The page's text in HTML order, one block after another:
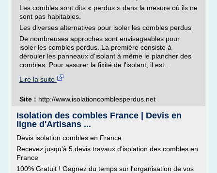
Les combles sont dits « perdus » dans la mesure où ils ne
sont pas habitables.
Les diverses alternatives pour isoler les combles perdus
De nombreuses approches sont envisageables pour
isoler les combles perdus. La première consiste à
dérouler les panneaux d'isolant à même le plancher des
combles. Pour assurer la fixité de l'isolant, il est...
Lire la suite
Site : http://www.isolationcomblesperdus.net
Isolation des combles France | Devis en
ligne d'Artisans ...
Devis isolation combles en France
Recevez jusqu'à 5 devis travaux d'isolation des combles en
France
100% Gratuit ! Gagnez du temps sur l'organisation de vos